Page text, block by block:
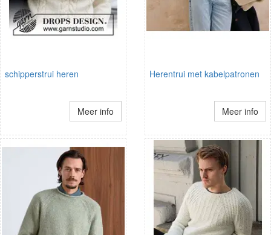
schipperstrui heren
Meer info
Herentrui met kabelpatronen
Meer info